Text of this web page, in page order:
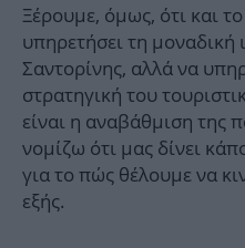
Ξέρουμε, όμως, ότι και
υπηρετήσει τη μοναδική
Σαντορίνης, αλλά να
στρατηγική του
είναι η αναβάθμιση της
νομίζω ότι μας δίνει
για το πώς θέλουμε να
εξής.